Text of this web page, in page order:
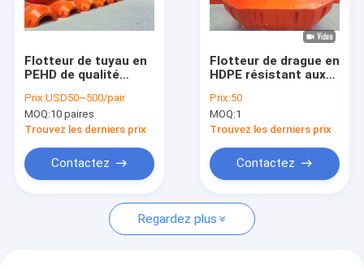
Le spectacle VR
Contrôle de la qualité
Nous contacter
Les affaires
Flotteur de tuyau en
PEHD de qualité
de dragage à haute
flottabilité pour
pipelines de sable et
Prix:USD50~500/pair
MOQ:10 paires
Trouvez les derniers prix
Contactez
Flotteur de drague en
HDPE résistant aux
rempli de mousse
haute densité
Prix:50
MOQ:1
Trouvez les derniers prix
Contactez
Regardez plus